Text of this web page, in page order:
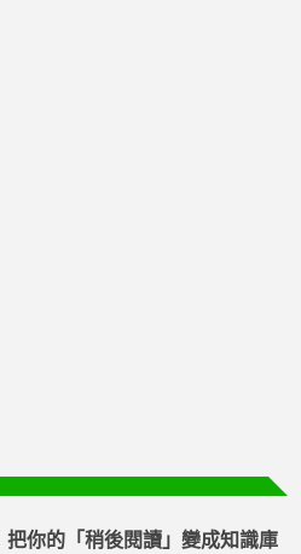
你的「稍後閱讀」變成知識庫